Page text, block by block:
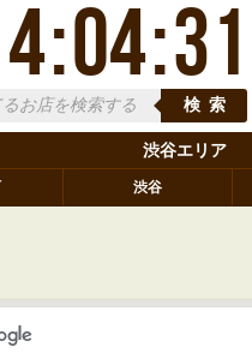
:04:32
検索
渋谷エリア
渋谷